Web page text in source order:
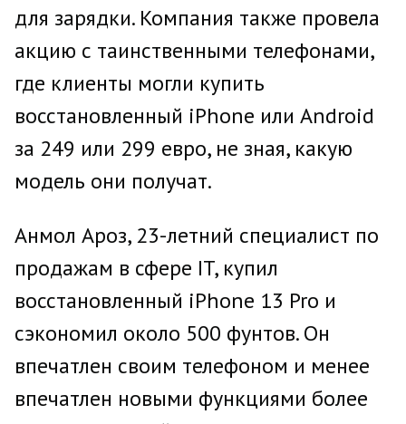
для зарядки. Компания также провела
акцию с таинственными телефонами,
где клиенты могли купить
восстановленный iPhone или Android
за 249 или 299 евро, не зная, какую
модель они получат.
Анмол Ароз, 23-летний специалист по
продажам в сфере IT, купил
восстановленный iPhone 13 Pro и
сэкономил около 500 фунтов. Он
впечатлен своим телефоном и менее
впечатлен новыми функциями более